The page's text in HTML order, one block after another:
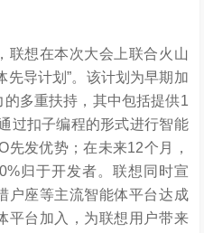
联想在本次大会上联合火山
先导计划”。该计划为早期加
多重扶持，其中包括提供1
过扣子编程的形式进行智能
先发优势；在未来12个月，
归于开发者。联想同时宣
户座等主流智能体平台达成
平台加入，为联想用户带来